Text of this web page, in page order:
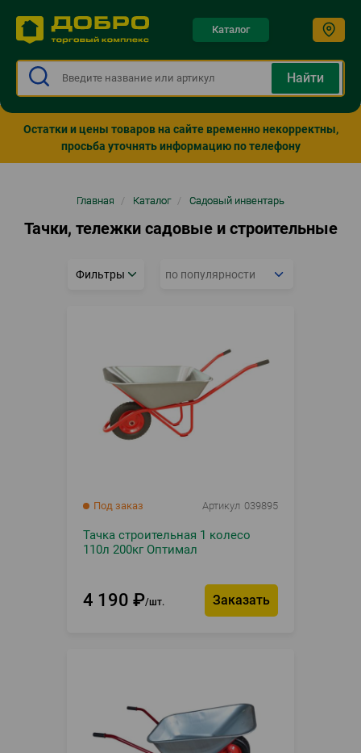
Каталог
Остатки и цены товаров на сайте временно некорректны,
просьба уточнять информацию по телефону
Главная / Каталог / Садовый инвентарь
Тачки, тележки садовые и строительные
Фильтры
Под заказ Артикул 039895
Тачка строительная 1 колесо
110л 200кг Оптимал
4 190 ₽ шт. Заказать